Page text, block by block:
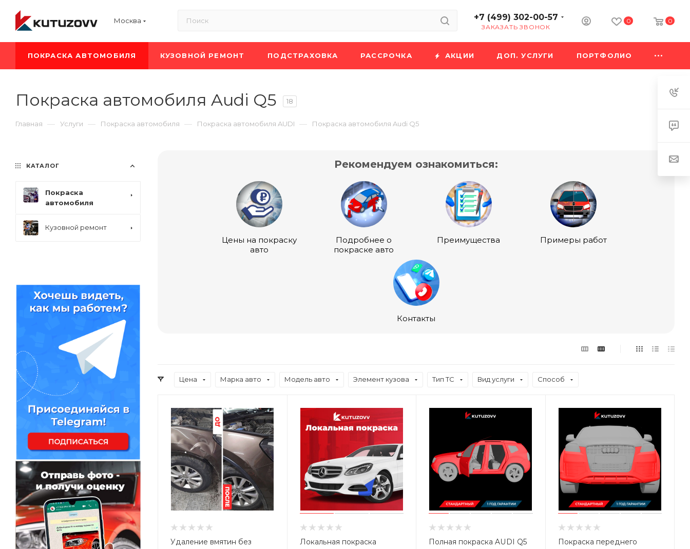
Москва +7 (499) 302-00-57
ЗАКАЗАТЬ ЗВОНОК
0 0
ПОКРАСКА АВТОМОБИЛЯ КУЗОВНОЙ РЕМОНТ ПОДСТРАХОВКА РАССРОЧКА АКЦИИ ДОП. УСЛУГИ ПОРТФОЛИО
Покраска автомобиля Audi Q5 18
Главная — Услуги — Покраска автомобиля — Покраска автомобиля AUDI — Покраска автомобиля Audi Q5
Рекомендуем ознакомиться:
Цены на покраску
авто
Подробнее о
покраске авто
Преимущества Примеры работ
Контакты
Цена Марка авто Модель авто Элемент кузова Тип ТС Вид услуги Способ
Удаление вмятин без
Локальная покраска Полная покраска AUDI Q5
Покраска переднего
КАТАЛОГ
Покраска
автомобиля
Кузовной ремонт